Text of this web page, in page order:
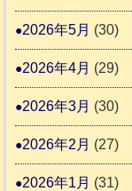
2026年5月 (30)
2026年4月 (29)
2026年3月 (30)
2026年2月 (27)
2026年1月 (31)